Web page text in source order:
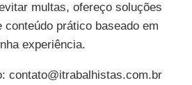
multas, ofereço soluções
conteúdo prático baseado em
experiência.
contato@itrabalhistas.com.br